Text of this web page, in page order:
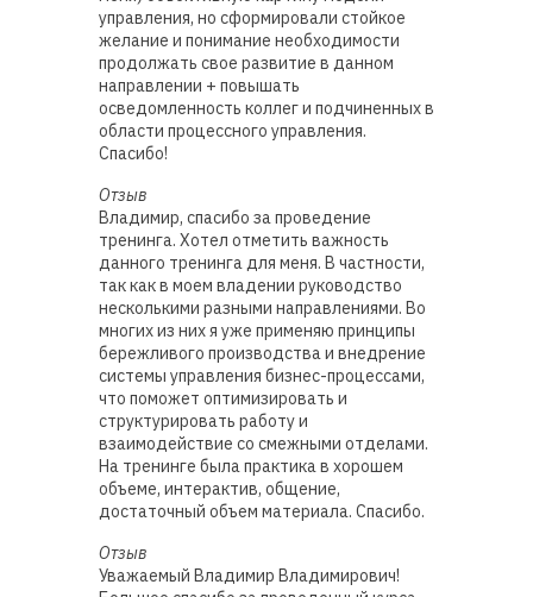
управления, но сформировали стойкое
желание и понимание необходимости
продолжать свое развитие в данном
направлении + повышать
осведомленность коллег и подчиненных в
области процессного управления.
Спасибо!
Отзыв
Владимир, спасибо за проведение
тренинга. Хотел отметить важность
данного тренинга для меня. В частности,
так как в моем владении руководство
несколькими разными направлениями. Во
многих из них я уже применяю принципы
бережливого производства и внедрение
системы управления бизнес-процессами,
что поможет оптимизировать и
структурировать работу и
взаимодействие со смежными отделами.
На тренинге была практика в хорошем
объеме, интерактив, общение,
достаточный объем материала. Спасибо.
Отзыв
Уважаемый Владимир Владимирович!